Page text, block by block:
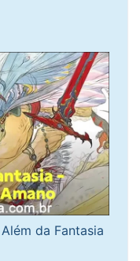
da Fantasia